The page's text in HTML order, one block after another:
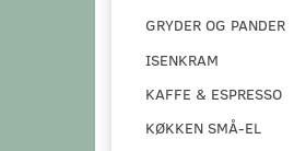
GRYDER OG PANDER
ISENKRAM
KAFFE & ESPRESSO
KØKKEN SMÅ-EL